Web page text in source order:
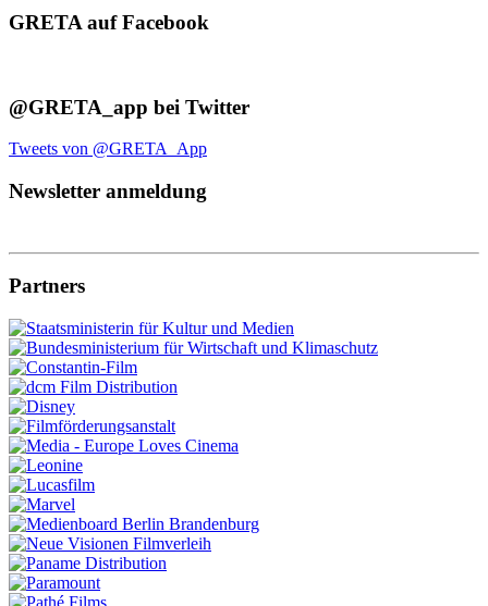
GRETA auf Facebook
@GRETA_app bei Twitter
Tweets von @GRETA_App
Newsletter anmeldung
Partners